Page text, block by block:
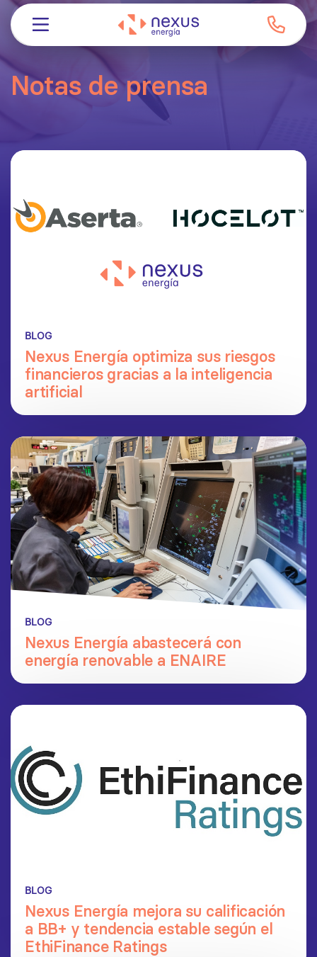
Notas de prensa
BLOG
Nexus Energía optimiza sus riesgos
financieros gracias a la inteligencia
artificial
BLOG
Nexus Energía abastecerá con
energía renovable a ENAIRE
BLOG
Nexus Energía mejora su calificación
a BB+ y tendencia estable según el
EthiFinance Ratings